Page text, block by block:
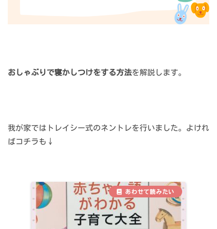
おしゃぶりで寝かしつけをする方法を解説します。
我が家ではトレイシー式のネントレを行いました。よけれ
ばコチラも↓